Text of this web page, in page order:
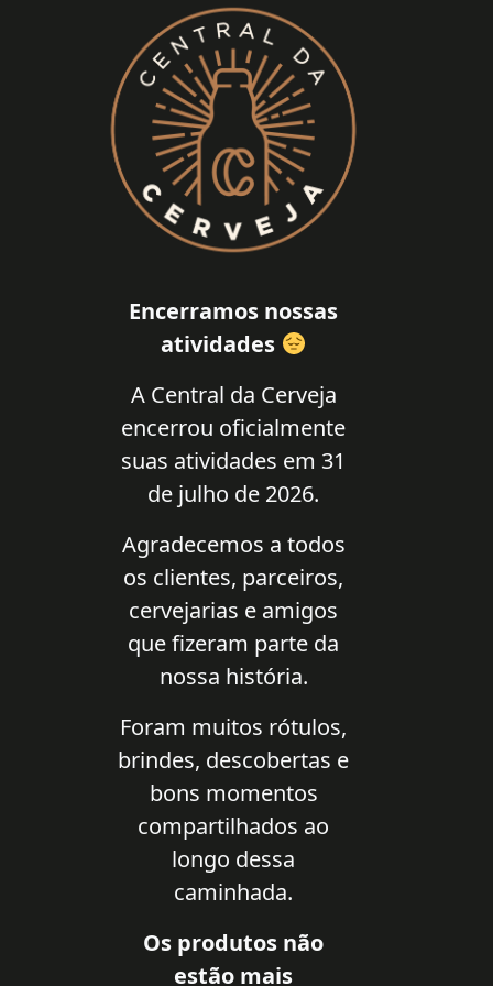
Encerramos nossas
atividades
A Central da Cerveja
encerrou oficialmente
suas atividades em 31
de julho de 2026.
Agradecemos a todos
os clientes, parceiros,
cervejarias e amigos
que fizeram parte da
nossa história.
Foram muitos rótulos,
brindes, descobertas e
bons momentos
compartilhados ao
longo dessa
caminhada.
Os produtos não
estão mais